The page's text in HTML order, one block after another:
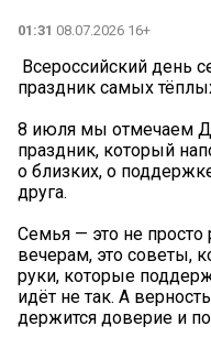
01:31 08.07.2026 16+
Всероссийский день
праздник самых
8 июля мы отмечаем
праздник, который
о близких, о
друга.
Семья — это не
вечерам, это советы,
руки, которые
идёт не так. А
держится доверие и